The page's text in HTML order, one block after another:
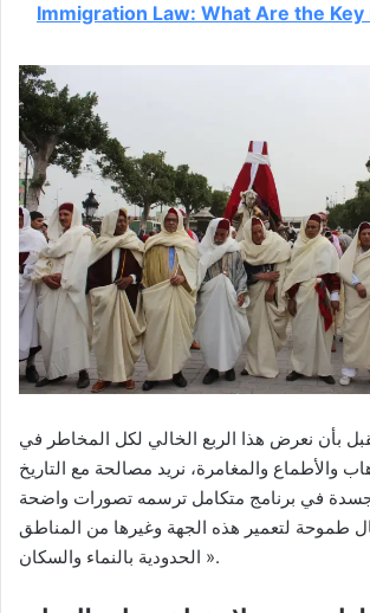
Immigration Law: What Are the Key
بأن نعرض هذا الربع الخالي لكل المخاطر في
والأطماع والمغامرة، نريد مصالحة مع التاريخ
في برنامج متكامل ترسمه تصورات واضحة
طموحة لتعمير هذه الجهة وغيرها من المناطق
الحدودية بالنماء والسكان ».